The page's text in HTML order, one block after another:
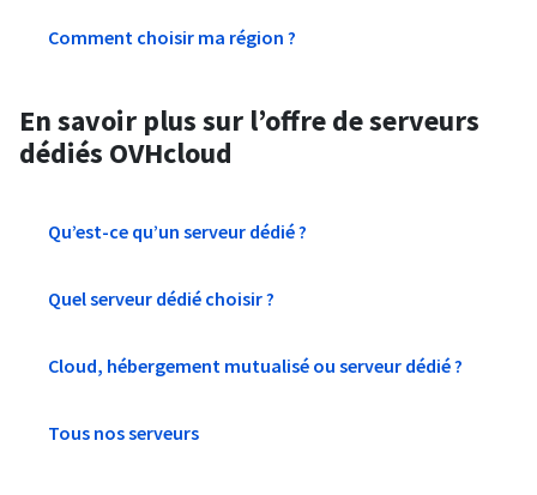
Comment choisir ma région ?
En savoir plus sur l’offre de serveurs
dédiés OVHcloud
Qu’est-ce qu’un serveur dédié ?
Quel serveur dédié choisir ?
Cloud, hébergement mutualisé ou serveur dédié ?
Tous nos serveurs